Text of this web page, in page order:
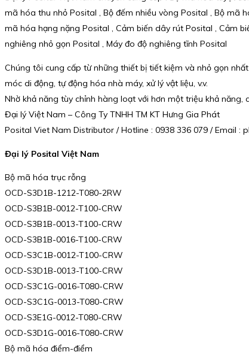
mã hóa thu nhỏ Posital , Bộ đếm nhiều vòng Posital , Bộ mã
mã hóa hạng nặng Posital , Cảm biến dây rút Posital , Cảm
nghiêng nhỏ gọn Posital , Máy đo độ nghiêng tĩnh Posital
Chúng tôi cung cấp từ những thiết bị tiết kiệm và nhỏ gọn
móc di động, tự động hóa nhà máy, xử lý vật liệu, v.v.
Nhờ khả năng tùy chỉnh hàng loạt với hơn một triệu khả
Đại lý Việt Nam – Công Ty TNHH TM KT Hưng Gia Phát
Posital Viet Nam Distributor / Hotline : 0938 336 079 / Email :
Đại lý Posital Việt Nam
Bộ mã hóa trục rỗng
OCD-S3D1B-1212-T080-2RW
OCD-S3B1B-0012-T100-CRW
OCD-S3B1B-0013-T100-CRW
OCD-S3B1B-0016-T100-CRW
OCD-S3C1B-0012-T100-CRW
OCD-S3D1B-0013-T100-CRW
OCD-S3C1G-0016-T080-CRW
OCD-S3C1G-0013-T080-CRW
OCD-S3E1G-0012-T080-CRW
OCD-S3D1G-0016-T080-CRW
Bộ mã hóa điểm-điểm